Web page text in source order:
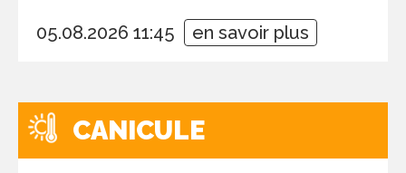
05.08.2026 11:45 en savoir plus
CANICULE